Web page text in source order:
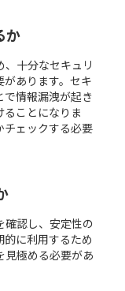
か
十分なセキュリ
あります。セキ
情報漏洩が起き
ことになりま
チェックする必要
確認し、安定性の
に利用するため
見極める必要があ